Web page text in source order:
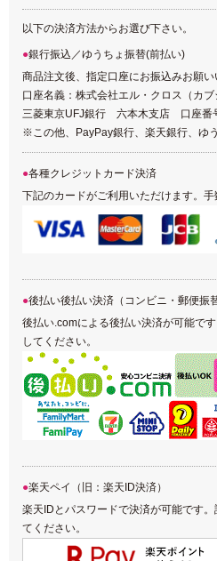
以下の決済方法からお選び下さい。
銀行振込／ゆうちょ振替(前払い)
商品注文後、指定口座にお振込みお願い
口座名義：株式会社エル・クロス（カブ
三菱東京UFJ銀行 六本木支店 口座番
※この他、PayPay銀行、楽天銀行、ゆ
各種クレジットカード決済
下記のカードがご利用いただけます。手
後払い後払い決済（コンビニ・郵便振
後払い.comによる後払い決済が可能で
してください。
楽天ペイ（旧：楽天ID決済）
楽天IDとパスワードで決済が可能です
てください。